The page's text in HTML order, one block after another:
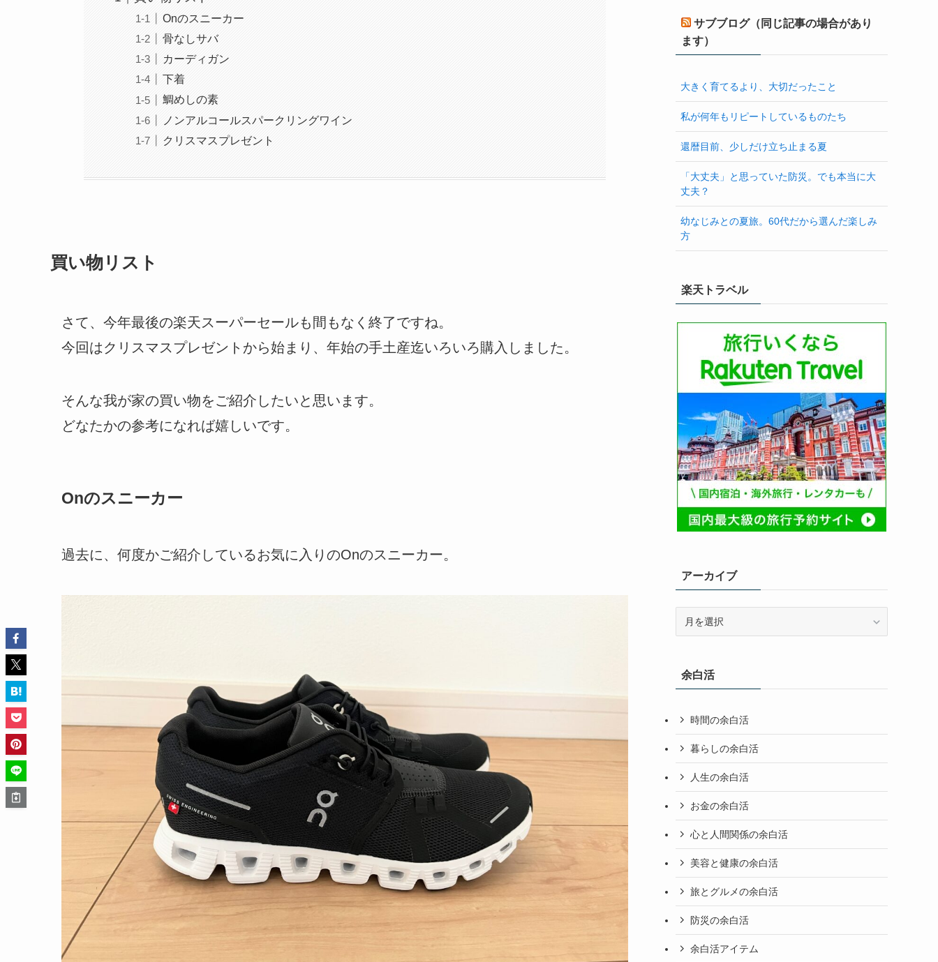
Onのスニーカー
骨なしサバ
カーディガン
下着
鯛めしの素
ノンアルコールスパークリングワイン
クリスマスプレゼント
買い物リスト
さて、今年最後の楽天スーパーセールも間もなく終了ですね。
今回はクリスマスプレゼントから始まり、年始の手土産迄いろいろ購入しました。
そんな我が家の買い物をご紹介したいと思います。
どなたかの参考になれば嬉しいです。
Onのスニーカー
過去に、何度かご紹介しているお気に入りのOnのスニーカー。
サブブログ（同じ記事の場合があり
ます）
大きく育てるより、大切だったこと
私が何年もリピートしているものたち
還暦目前、少しだけ立ち止まる夏
「大丈夫」と思っていた防災。でも本当に大
丈夫？
幼なじみとの夏旅。60代だから選んだ楽しみ
方
楽天トラベル
アーカイブ
ブ余白活
時間の余白活
暮らしの余白活
人生の余白活
お金の余白活
心と人間関係の余白活
美容と健康の余白活
旅とグルメの余白活
防災の余白活
余白活アイテム